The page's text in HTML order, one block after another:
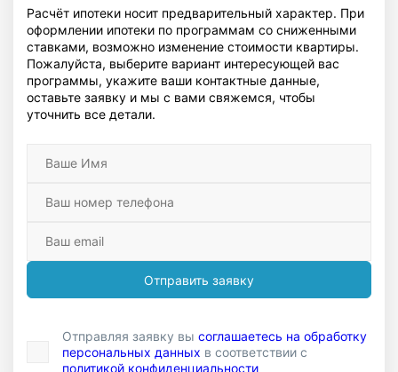
Расчёт ипотеки носит предварительный характер. При
оформлении ипотеки по программам со сниженными
ставками, возможно изменение стоимости квартиры.
Пожалуйста, выберите вариант интересующей вас
программы, укажите ваши контактные данные,
оставьте заявку и мы с вами свяжемся, чтобы
уточнить все детали.
Отправить заявку
Отправляя заявку вы соглашаетесь на обработку
персональных данных в соответствии с
политикой конфиденциальности